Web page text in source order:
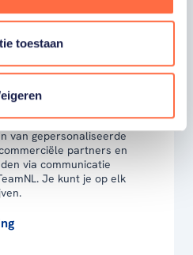
toestaan
TeamNL en ontvang
nieuws over
Huis, interviews, acties,
op evenementen,
*
TeamNL op de hoogte
van gepersonaliseerde
partners en
via communicatie
Je kunt je op elk